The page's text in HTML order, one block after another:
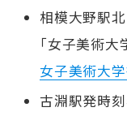
相模大野駅
「女子美術
女子美術大学
古淵駅発時刻